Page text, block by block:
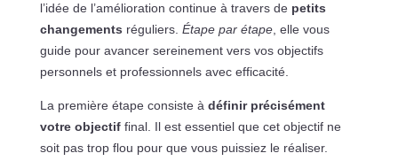
l’idée de l’amélioration continue à travers de petits
changements réguliers. Étape par étape, elle vous
guide pour avancer sereinement vers vos objectifs
personnels et professionnels avec efficacité.
La première étape consiste à définir précisément
votre objectiffinal. Il est essentiel que cet objectif ne
soit pas trop flou pour que vous puissiez le réaliser.